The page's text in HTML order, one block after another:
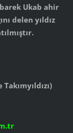
Ukab ahir
delen yıldız